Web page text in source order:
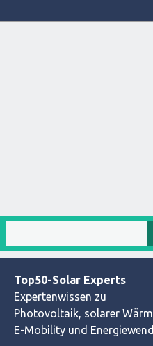
Top50-Solar Experts
Expertenwissen zu
Photovoltaik, solarer
E-Mobility und